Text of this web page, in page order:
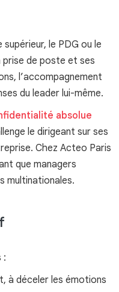
le PDG ou le
prise de poste et ses
l’accompagnement
du leader lui-même.
absolue
le dirigeant sur ses
Chez Acteo Paris
que managers
multinationales.
:
à déceler les émotions